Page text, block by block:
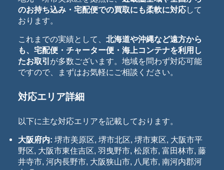
のお持ち込み・宅配便での買取にも柔軟に対応して
おります。
これまでの実績として、 北海道や沖縄など遠方から
も、宅配便・チャーター便・海上コンテナを利用し
たお取引 が多数ございます。地域を問わず対応可能
ですので、まずはお気軽にご相談ください。
対応エリア詳細
以下に主な対応エリアを記載しております。
大阪府内: 堺市美原区, 堺市北区, 堺市東区, 大阪市平
野区, 大阪市東住吉区, 羽曳野市, 松原市, 富田林市, 藤
井寺市, 河内長野市, 大阪狭山市, 八尾市, 南河内郡河